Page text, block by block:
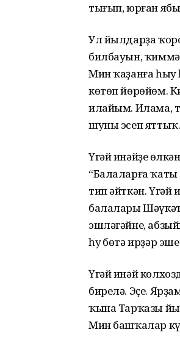
тығып, юрған
Ул йылдарҙа
билбауын,
Мин ҡаҙанға һыу
көтөп йөрөйөм.
илайым. Илама,
шуны эсеп яттыҡ.
Үгәй инәйҙең
“Балаларға ҡаты
тип әйткән. Үгәй
балалары
эшләгәйне,
һуң бөтә ирҙәр
Үгәй инәй
бирелә. Эҫе.
ҡына Тарҡазы
Мин башҡалар